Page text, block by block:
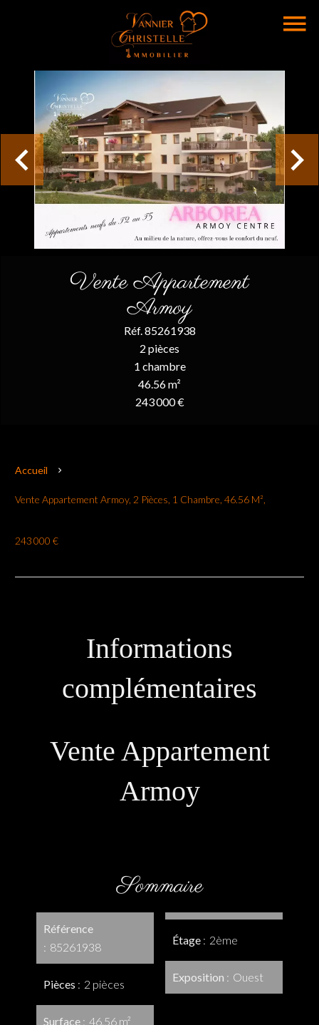
Vente Appartement
Armoy
Réf. 85261938
2 pièces
1 chambre
46.56 m²
243 000 €
Accueil
Vente Appartement Armoy, 2 Pièces, 1 Chambre, 46.56 M²,
243 000 €
Informations
complémentaires
Vente Appartement
Armoy
Sommaire
Référence
85261938
Pièces 2 pièces
Surface 46.56 m²
Étage 2ème
Exposition Ouest